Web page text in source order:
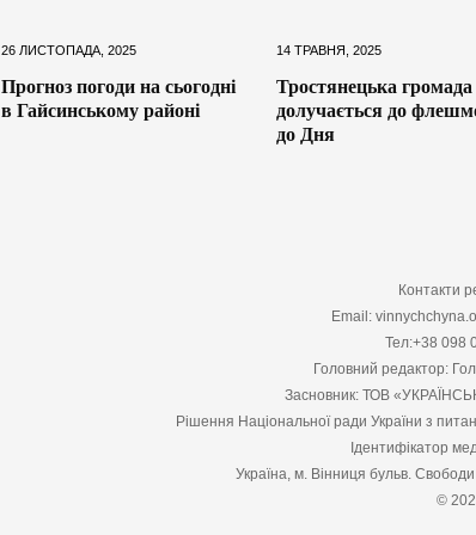
26 ЛИСТОПАДА, 2025
Прогноз погоди на сьогодні
в Гайсинському районі
14 ТРАВНЯ, 2025
Тростянецька громада
долучається до
до Дня
Контакти
Email:
Тел:+38 098
Головний редактор:
Засновник: ТОВ
Рішення Національної ради України з
Ідентифікатор
Україна, м. Вінниця бульв.
©